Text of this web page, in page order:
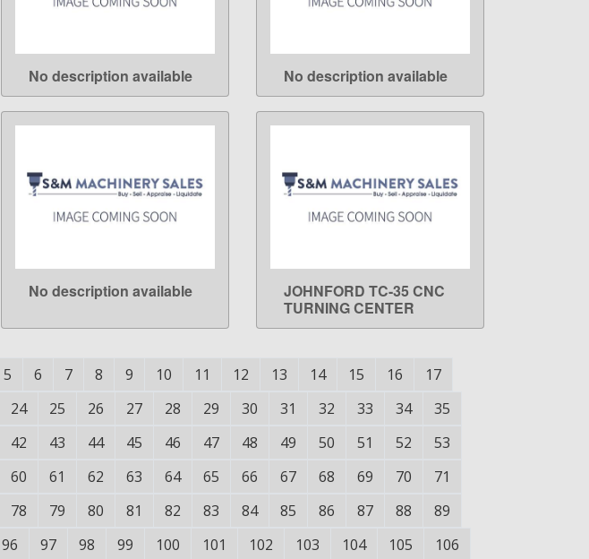
LEARN MORE
No description available LEARN MORE
No description available
LEARN MORE
No description available LEARN MORE
JOHNFORD TC-35 CNC
TURNING CENTER
5 6 7 8 9 10 11 12 13 14 15 16
17
24 25 26 27 28 29 30 31 32 33 34
35
42 43 44 45 46 47 48 49 50 51 52
53
60 61 62 63 64 65 66 67 68 69 70
71
78 79 80 81 82 83 84 85 86 87 88
89
96 97 98 99 100 101 102 103 104 105
106